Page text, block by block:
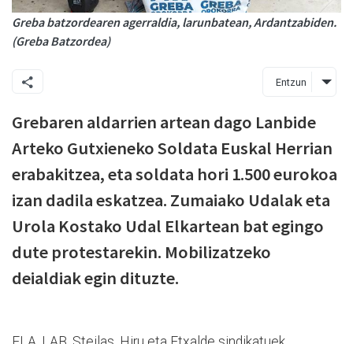
Greba batzordearen agerraldia, larunbatean, Ardantzabiden.
(Greba Batzordea)
Entzun
Grebaren aldarrien artean dago Lanbide
Arteko Gutxieneko Soldata Euskal Herrian
erabakitzea, eta soldata hori 1.500 eurokoa
izan dadila eskatzea. Zumaiako Udalak eta
Urola Kostako Udal Elkartean bat egingo
dute protestarekin. Mobilizatzeko
deialdiak egin dituzte.